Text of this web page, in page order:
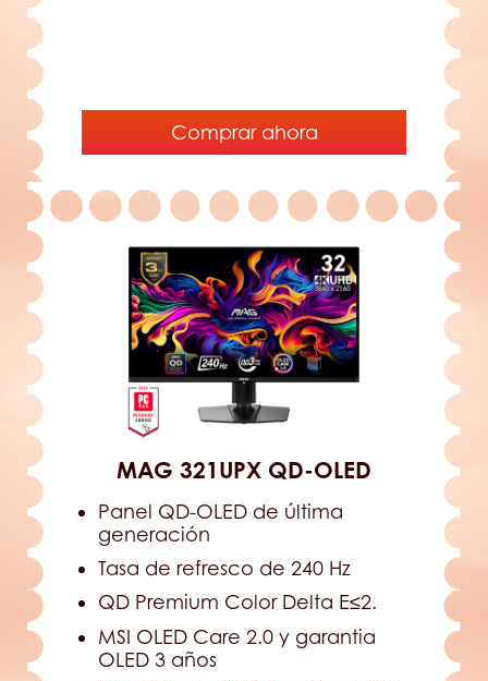
Comprar ahora
MAG 321UPX QD-OLED
Panel QD-OLED de última
generación
Tasa de refresco de 240 Hz
QD Premium Color Delta E≤2.
MSI OLED Care 2.0 y garantia
OLED 3 años